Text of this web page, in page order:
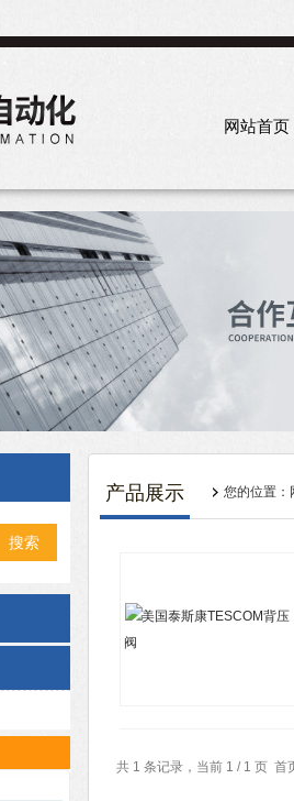
网站首页
产品展示 您的位置：
共 1 条记录，当前 1 / 1 页